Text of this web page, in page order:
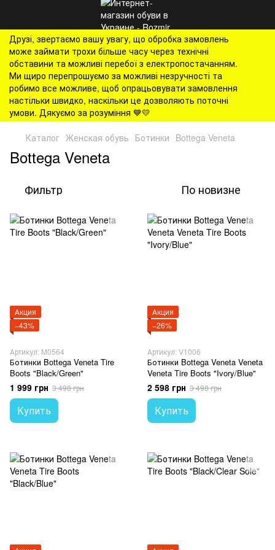
Друзі, звертаємо вашу увагу, що обробка замовлень
може займати трохи більше часу через технічні
обставини та можливі перебої з електропостачанням.
Ми щиро перепрошуємо за можливі незручності та
робимо все можливе, щоб опрацьовувати замовлення
настільки швидко, наскільки це дозволяють поточні
умови. Дякуємо за розуміння 💙💛
Каталог Женская обувь Ботинки Bottega Veneta
Bottega Veneta
Фильтр По новизне
Акция
−43%
Артикул: M0564
Ботинки Bottega Veneta Tire
Boots "Black/Green"
1 999 грн 3 498 грн
Купить
Акция
−26%
Артикул: V1006
Ботинки Bottega Veneta Veneta
Veneta Tire Boots "Ivory/Blue"
2 598 грн 3 498 грн
Купить